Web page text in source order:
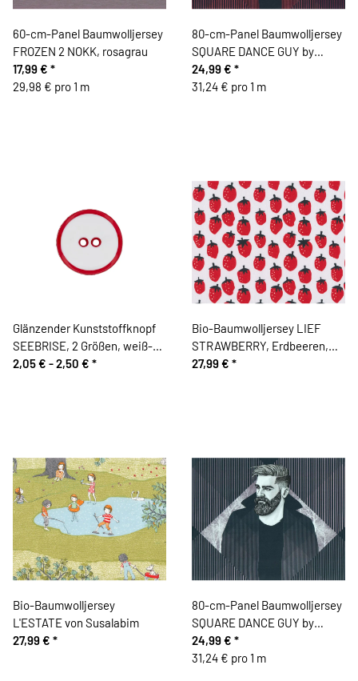
60-cm-Panel Baumwolljersey
FROZEN 2 NOKK, rosagrau
17,99 € *
29,98 € pro 1 m
80-cm-Panel Baumwolljersey
SQUARE DANCE GUY by
Thorsten Berger, rot
24,99 € *
31,24 € pro 1 m
Glänzender Kunststoffknopf
SEEBRISE, 2 Größen, weiß-
rot
2,05 € -2,50 € *
Bio-Baumwolljersey LIEF
STRAWBERRY, Erdbeeren,
Lillestoff
27,99 € *
Bio-Baumwolljersey
L'ESTATE von Susalabim
27,99 € *
80-cm-Panel Baumwolljersey
SQUARE DANCE GUY by
Thorsten Berger, lavendel
24,99 € *
31,24 € pro 1 m